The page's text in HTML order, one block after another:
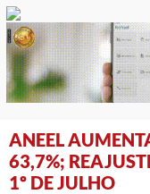
ANEEL
63,7%;
1º DE JULHO